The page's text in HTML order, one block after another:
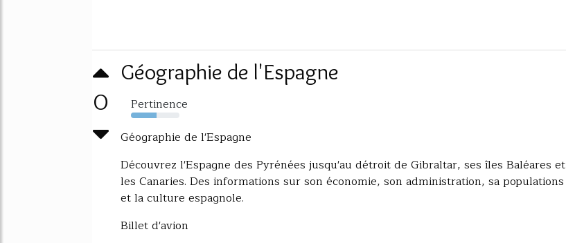
0
Géographie de l'Espagne
Pertinence
53%
Géographie de l'Espagne
Découvrez l'Espagne des Pyrénées jusqu'au détroit de Gibraltar, ses îles Baléares et
les Canaries. Des informations sur son économie, son administration, sa populations
et la culture espagnole.
Billet d'avion